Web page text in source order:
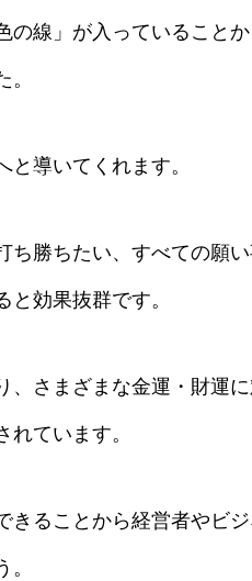
の線」が入っていること
導いてくれます。
ち勝ちたい、すべての願
効果抜群です。
、さまざまな金運・財運
ています。
きることから経営者やビ